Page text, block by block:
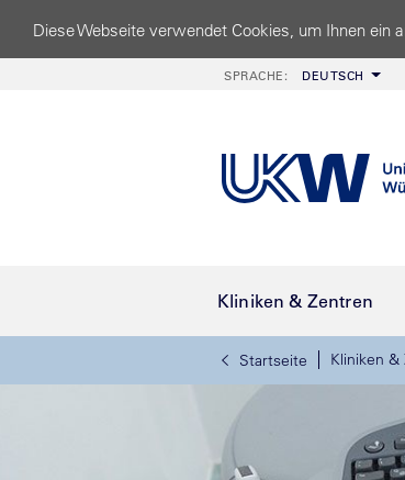
Diese Webseite verwendet Cookies, um Ihnen ein
SPRACHE: DEUTSCH
Kliniken & Zentren
Startseite Kliniken &